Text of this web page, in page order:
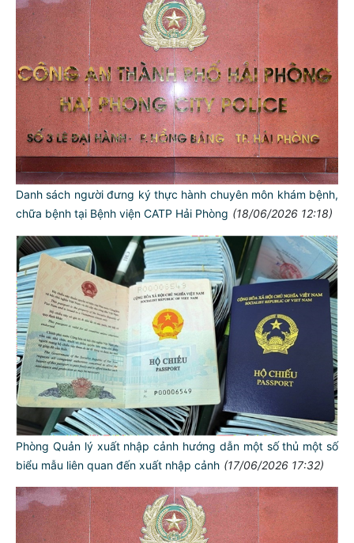
Danh sách người đưng ký thực hành chuyên môn khám bệnh,
chữa bệnh tại Bệnh viện CATP Hải Phòng (18/06/2026 12:18)
Phòng Quản lý xuất nhập cảnh hướng dẫn một số thủ một số
biểu mẫu liên quan đến xuất nhập cảnh (17/06/2026 17:32)